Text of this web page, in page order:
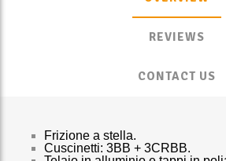
REVIEWS
CONTACT US
Frizione a stella.
Cuscinetti: 3BB + 3CRBB.